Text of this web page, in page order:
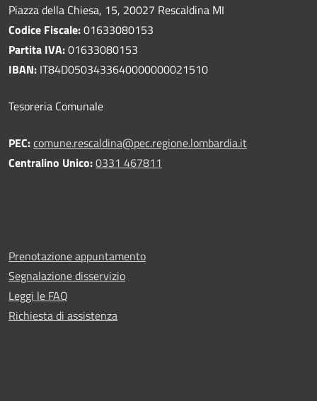
Piazza della Chiesa, 15, 20027 Rescaldina MI
Codice Fiscale:01633080153
Partita IVA:01633080153
IBAN: IT84D0503433640000000021510
Tesoreria Comunale
PEC:comune.rescaldina@pec.regione.lombardia.it
Centralino Unico:0331 467811
Prenotazione appuntamento
Segnalazione disservizio
Leggi le FAQ
Richiesta di assistenza